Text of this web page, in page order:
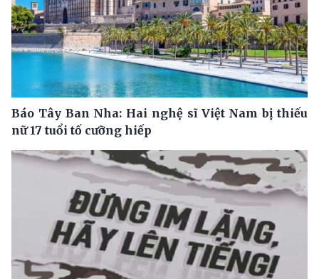
Báo Tây Ban Nha: Hai nghệ sĩ Việt Nam bị thiếu
nữ 17 tuổi tố cưỡng hiếp